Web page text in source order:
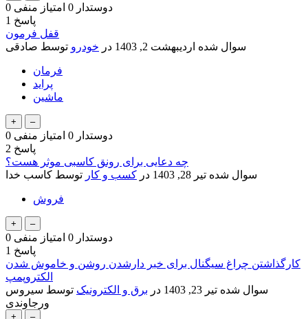
0 دوستدار 0 امتیاز منفی
1 پاسخ
قفل فرمون
سوال شده اردیبهشت 2, 1403 در خودرو توسط صادقی
فرمان
پراید
ماشین
0 دوستدار 0 امتیاز منفی
2 پاسخ
چه دعایی برای رونق کاسبی موثر هست؟
سوال شده تیر 28, 1403 در کسب و کار توسط کاسب خدا
فروش
0 دوستدار 0 امتیاز منفی
1 پاسخ
کارگذاشتن چراغ سیگنال برای خبر دارشدن روشن و خاموش شدن
الکتروپمپ
سوال شده تیر 23, 1403 در برق و الکترونیک توسط سیروس
ورجاوندی